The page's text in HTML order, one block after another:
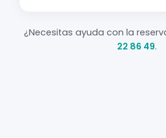
¿Necesitas ayuda con la
22 86 49.